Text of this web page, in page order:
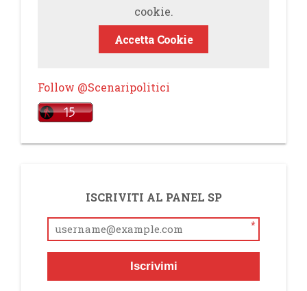
cookie.
Accetta Cookie
Follow @Scenaripolitici
ISCRIVITI AL PANEL SP
*
Iscrivimi